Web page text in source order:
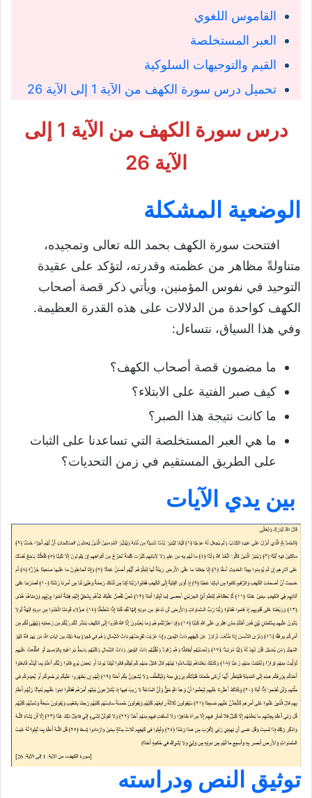
القاموس اللغوي
العبر المستخلصة
القيم والتوجيهات السلوكية
تحميل درس سورة الكهف من الآية 1 إلى الآية 26
درس سورة الكهف من الآية 1 إلى
الآية 26
الوضعية المشكلة
افتتحت سورة الكهف بحمد الله تعالى وتمجيده،
متناولةً مظاهر من عظمته وقدرته، لتؤكد على عقيدة
التوحيد في نفوس المؤمنين، ويأتي ذكر قصة أصحاب
الكهف كواحدة من الدلالات على هذه القدرة العظيمة.
وفي هذا السياق، نتساءل:
ما مضمون قصة أصحاب الكهف؟
كيف صبر الفتية على الابتلاء؟
ما كانت نتيجة هذا الصبر؟
ما هي العبر المستخلصة التي تساعدنا على الثبات
على الطريق المستقيم في زمن التحديات؟
بين يدي الآيات
توثيق النص ودراسته